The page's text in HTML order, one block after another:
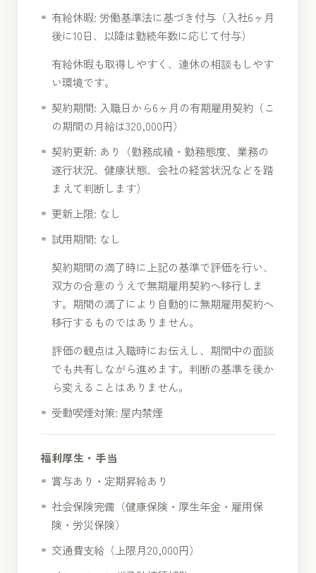
有給休暇: 労働基準法に基づき付与（入社6ヶ月
後に10日、以降は勤続年数に応じて付与）
有給休暇も取得しやすく、連休の相談もしやす
い環境です。
契約期間: 入職日から6ヶ月の有期雇用契約（こ
の期間の月給は320,000円）
契約更新: あり（勤務成績・勤務態度、業務の
遂行状況、健康状態、会社の経営状況などを踏
まえて判断します）
更新上限: なし
試用期間: なし
契約期間の満了時に上記の基準で評価を行い、
双方の合意のうえで無期雇用契約へ移行しま
す。期間の満了により自動的に無期雇用契約へ
移行するものではありません。
評価の観点は入職時にお伝えし、期間中の面談
でも共有しながら進めます。判断の基準を後か
ら変えることはありません。
受動喫煙対策: 屋内禁煙
福利厚生・手当
賞与あり・定期昇給あり
社会保険完備（健康保険・厚生年金・雇用保
険・労災保険）
交通費支給（上限月20,000円）